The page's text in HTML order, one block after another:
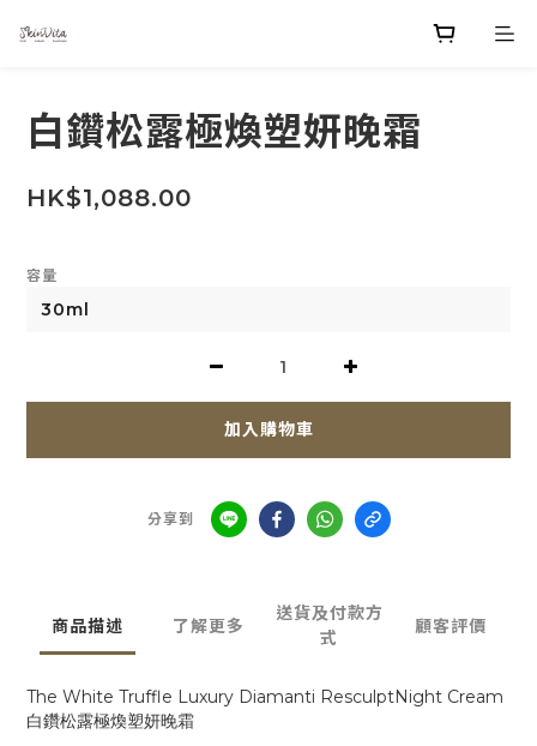
白鑽松露極煥塑妍晚霜
HK$1,088.00
容量
加入購物車
分享到
商品描述 了解更多
送貨及付款方
式
顧客評價
The White Truffle Luxury Diamanti ResculptNight Cream
白鑽松露極煥塑妍晚霜